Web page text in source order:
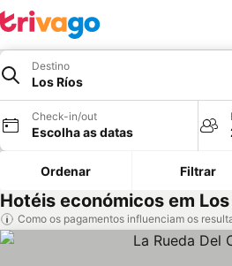
Destino
Los Ríos
Check-in/out
Escolha as datas
Ordenar Filtrar
Hotéis económicos em Los
Como os pagamentos influenciam os